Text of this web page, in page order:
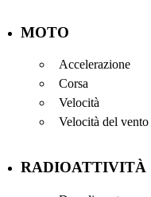
MOTO
Accelerazione
Corsa
Velocità
Velocità del vento
RADIOATTIVITÀ